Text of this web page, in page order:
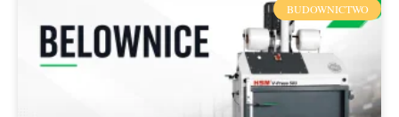
BUDOWNICTWO